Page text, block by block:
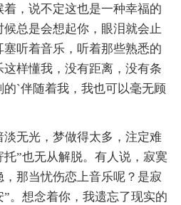
，说不定这也是一种幸福的
总是会想起你，眼泪就会止
听着音乐，听着那些熟悉的
样懂我，没有距离，没有条
`伴随着我，我也可以毫无顾
无光，梦做得太多，注定难
”也无从解脱。有人说，寂寞
那当忧伤恋上音乐呢？是寂
。想念着你，我遗忘了现实的